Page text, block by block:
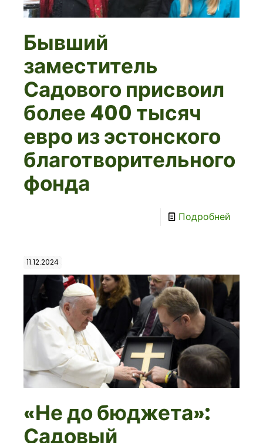
Бывший
заместитель
Садового присвоил
более 400 тысяч
евро из эстонского
благотворительного
фонда
Подробней
11.12.2024
«Не до бюджета»:
Садовый